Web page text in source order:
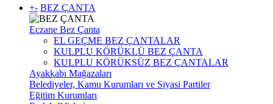
+- BEZ ÇANTA
Eczane Bez Çanta
EL GEÇME BEZ ÇANTALAR
KULPLU KÖRÜKLÜ BEZ ÇANTA
KULPLU KÖRÜKSÜZ BEZ ÇANTALAR
Ayakkabı Mağazaları
Belediyeler, Kamu Kurumları ve Siyasi Partiler
Eğitim Kurumları